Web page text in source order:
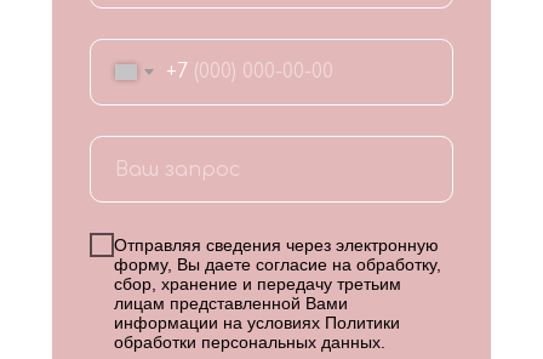
+7
Отправляя сведения через электронную
форму, Вы даете согласие на обработку,
сбор, хранение и передачу третьим
лицам представленной Вами
информации на условиях Политики
обработки персональных данных